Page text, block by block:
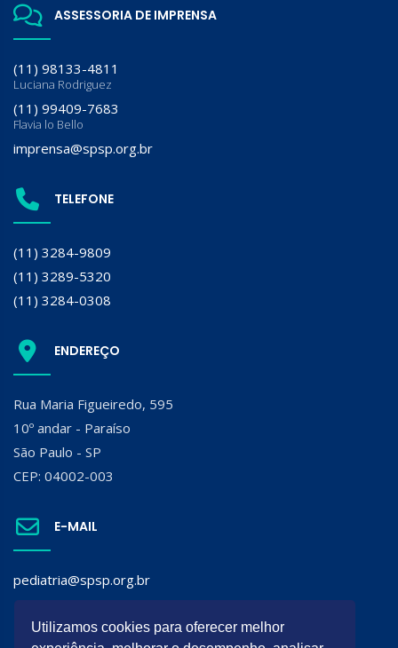
ASSESSORIA DE IMPRENSA
(11) 98133-4811
Luciana Rodriguez
(11) 99409-7683
Flavia lo Bello
imprensa@spsp.org.br
TELEFONE
(11) 3284-9809
(11) 3289-5320
(11) 3284-0308
ENDEREÇO
Rua Maria Figueiredo, 595
10º andar - Paraíso
São Paulo - SP
CEP: 04002-003
E-MAIL
pediatria@spsp.org.br
SIGA A SPSP:
Utilizamos cookies para oferecer melhor